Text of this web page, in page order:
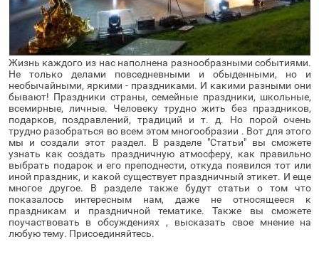
Жизнь каждого из нас наполнена разнообразными событиями.
Не только делами повседневными и обыденными, но и
необычайными, яркими - праздниками. И какими разными они
бывают! Праздники страны, семейные праздники, школьные,
всемирные, личные. Человеку трудно жить без праздников,
подарков, поздравлений, традиций и т. д. Но порой очень
трудно разобраться во всем этом многообразии . Вот для этого
мы и создали этот раздел. В разделе "Статьи" вы сможете
узнать как создать праздничную атмосферу, как правильно
выбрать подарок и его преподнести, откуда появился тот или
иной праздник, и какой существует праздничный этикет. И еще
многое другое. В разделе также будут статьи о том что
показалось интересным нам, даже не относящееся к
праздникам и праздничной тематике. Также вы сможете
поучаствовать в обсуждениях , высказать свое мнение на
любую тему. Присоединяйтесь.